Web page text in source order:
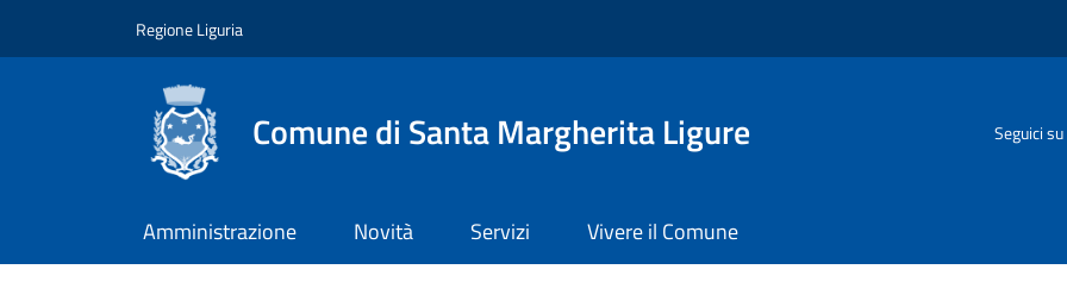
Regione Liguria
Comune di Santa Margherita Ligure Seguici su
Amministrazione Novità Servizi Vivere il Comune